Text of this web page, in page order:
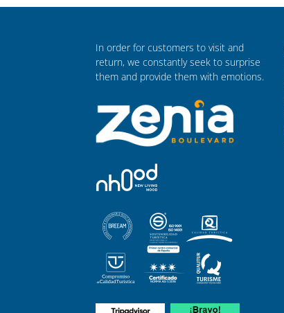
In order for customers to visit and
return, we constantly seek to surprise
them and provide them with emotions.